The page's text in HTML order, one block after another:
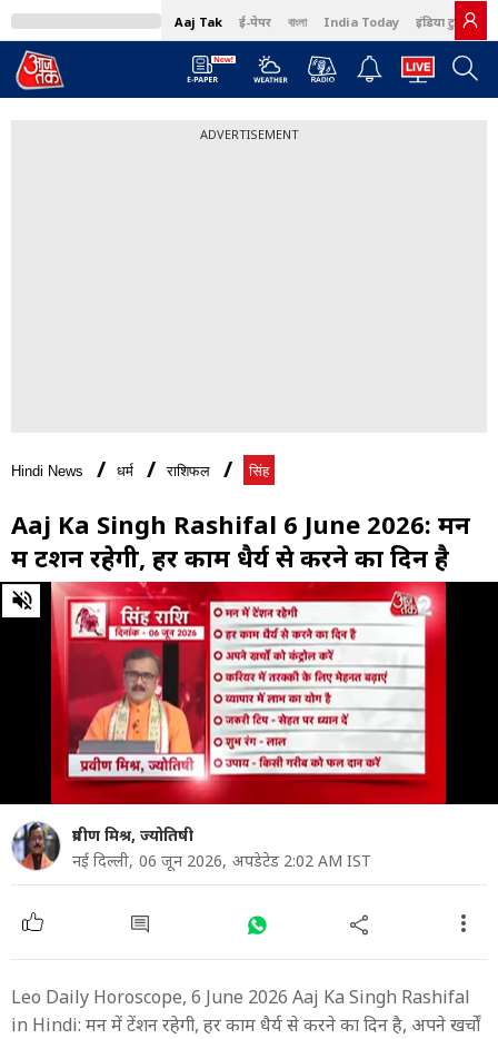
Aaj Tak ई-पेपर বাংলা India Today इंडिया टुडे हिंदी
ADVERTISEMENT
Hindi News धर्म राशिफल सिंह
Aaj Ka Singh Rashifal 6 June 2026: मन
में टेंशन रहेगी, हर काम धैर्य से करने का दिन है
0
of
minute,
प्रवीण मिश्र, ज्योतिषी
नई दिल्ली, 06 जून 2026, अपडेटेड 2:02 AM IST
Leo Daily Horoscope, 6 June 2026 Aaj Ka Singh Rashifal
in Hindi: मन में टेंशन रहेगी, हर काम धैर्य से करने का दिन है, अपने खर्चों